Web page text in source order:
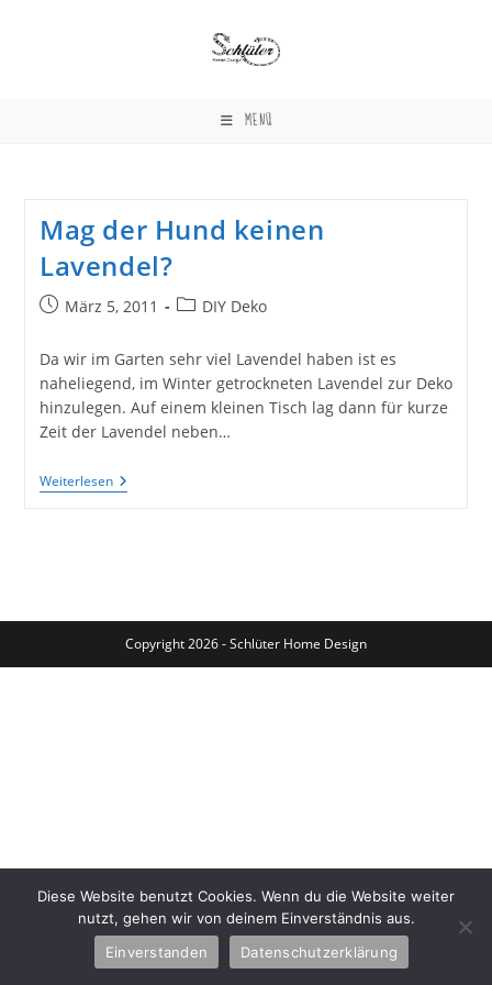
MENÜ
Mag der Hund keinen
Lavendel?
BeitragMärz 5, 2011
Beitrags-
DIY Deko
Da wir im Garten sehr viel Lavendel haben ist es
naheliegend, im Winter getrockneten Lavendel zur Deko
hinzulegen. Auf einem kleinen Tisch lag dann für kurze
Zeit der Lavendel neben…
WeiterlesenMag
Der
Copyright 2026 - Schlüter Home Design
Diese Website benutzt Cookies. Wenn du die Website weiter
nutzt, gehen wir von deinem Einverständnis aus.
Einverstanden
Datenschutzerklärung